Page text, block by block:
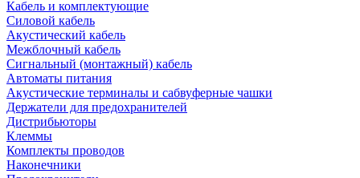
Кабель и комплектующие
Силовой кабель
Акустический кабель
Межблочный кабель
Сигнальный (монтажный) кабель
Автоматы питания
Акустические терминалы и сабвуферные чашки
Держатели для предохранителей
Дистрибьюторы
Клеммы
Комплекты проводов
Наконечники